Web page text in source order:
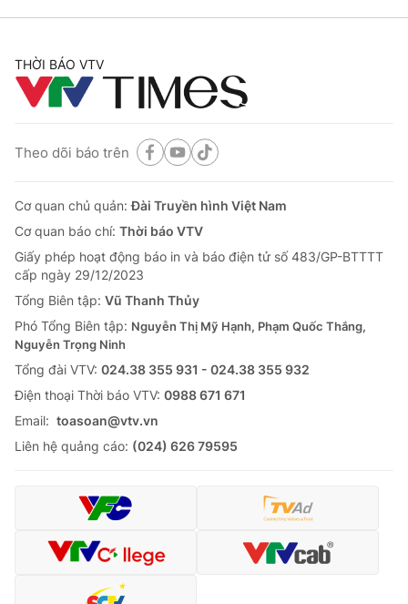
THỜI BÁO VTV
Theo dõi báo trên
Cơ quan chủ quản:Đài Truyền hình Việt Nam
Cơ quan báo chí: Thời báo VTV
Giấy phép hoạt động báo in và báo điện tử số 483/GP-BTTTT
cấp ngày 29/12/2023
Tổng Biên tập: Vũ Thanh Thủy
Phó Tổng Biên tập: Nguyễn Thị Mỹ Hạnh, Phạm Quốc Thắng,
Nguyễn Trọng Ninh
Tổng đài VTV: 024.38 355 931 - 024.38 355 932
Ðiện thoại Thời báo VTV: 0988 671 671
Email: toasoan@vtv.vn
Liên hệ quảng cáo: (024) 626 79595